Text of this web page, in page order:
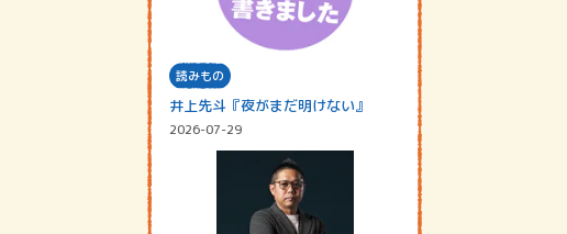
読みもの
井上先斗『夜がまだ明けない』
2026-07-29